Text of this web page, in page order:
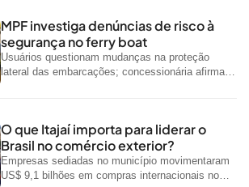
MPF investiga denúncias de risco à
segurança no ferry boat
Usuários questionam mudanças na proteção
lateral das embarcações; concessionária afirma
O que Itajaí importa para liderar o
Brasil no comércio exterior?
Empresas sediadas no município movimentaram
US$ 9,1 bilhões em compras internacionais no